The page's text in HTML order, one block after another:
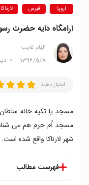
اروپا قبرس لارناکا
آرامگاه دایه حضرت
الهام غایب
1396/5/8
0
امتیاز دهید
مسجد یا تکیه خاله سلطان
مسجد اُم حرم هم می
شهر لارناکا واقع شده است.
فهرست مطالب